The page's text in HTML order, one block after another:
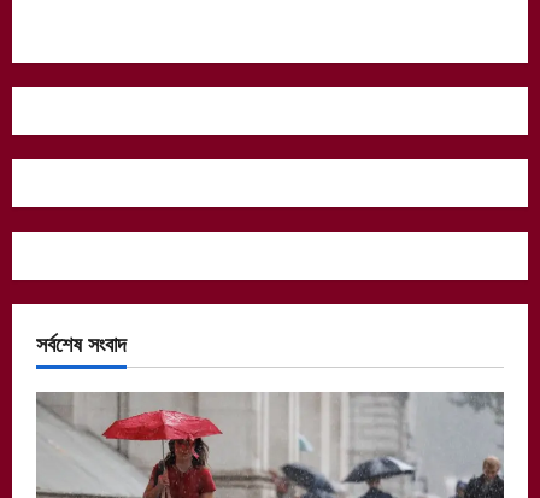
সর্বশেষ সংবাদ